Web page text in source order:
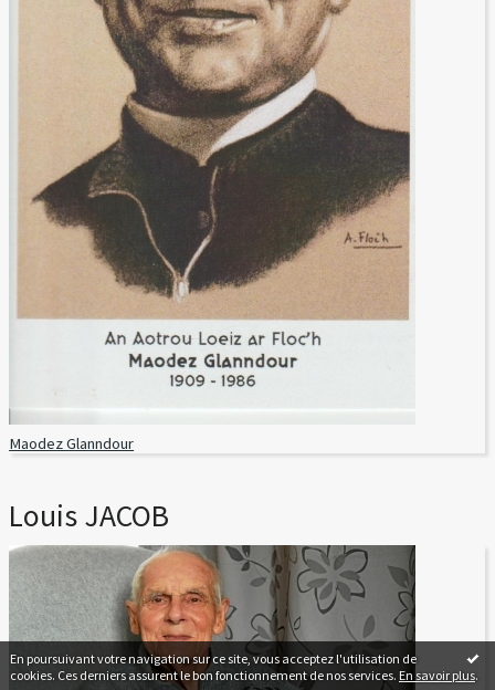
En poursuivant votre navigation sur ce site, vous acceptez l'utilisation de
cookies. Ces derniers assurent le bon fonctionnement de nos services. En savoir plus.
Maodez Glanndour
Louis JACOB